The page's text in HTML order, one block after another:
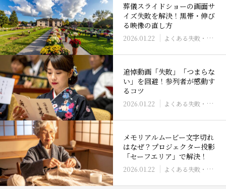
葬儀スライドショーの画面サ
イズ失敗を解決！黒帯・伸び
る映像の直し方
2026.01.22 よくある失敗・トラブル解決
追悼動画「失敗」「つまらな
い」を回避！参列者が感動す
るコツ
2026.01.22 よくある失敗・トラブル解決
メモリアルムービー文字切れ
はなぜ？プロジェクター投影
「セーフエリア」で解決！
2026.01.22 よくある失敗・トラブル解決